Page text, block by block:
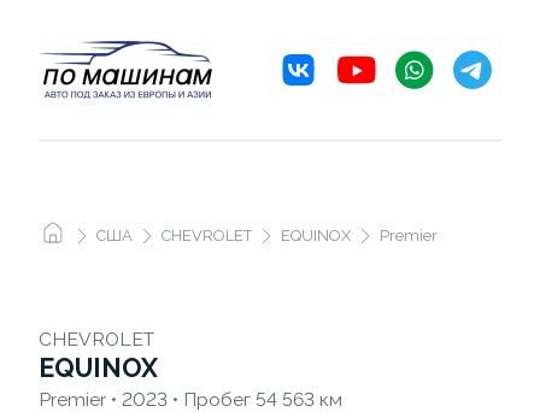
США CHEVROLET EQUINOX Premier
CHEVROLET
EQUINOX
Premier • 2023 • Пробег 54 563 км